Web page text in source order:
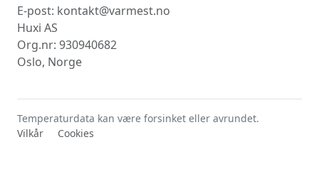
E-post: kontakt@varmest.no
Huxi AS
Org.nr: 930940682
Oslo, Norge
Temperaturdata kan være forsinket eller avrundet.
Vilkår
Cookies